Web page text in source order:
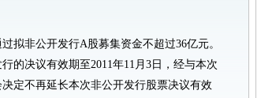
拟非公开发行A股募集资金不超过36亿元。
的决议有效期至2011年11月3日，经与本次
定不再延长本次非公开发行股票决议有效